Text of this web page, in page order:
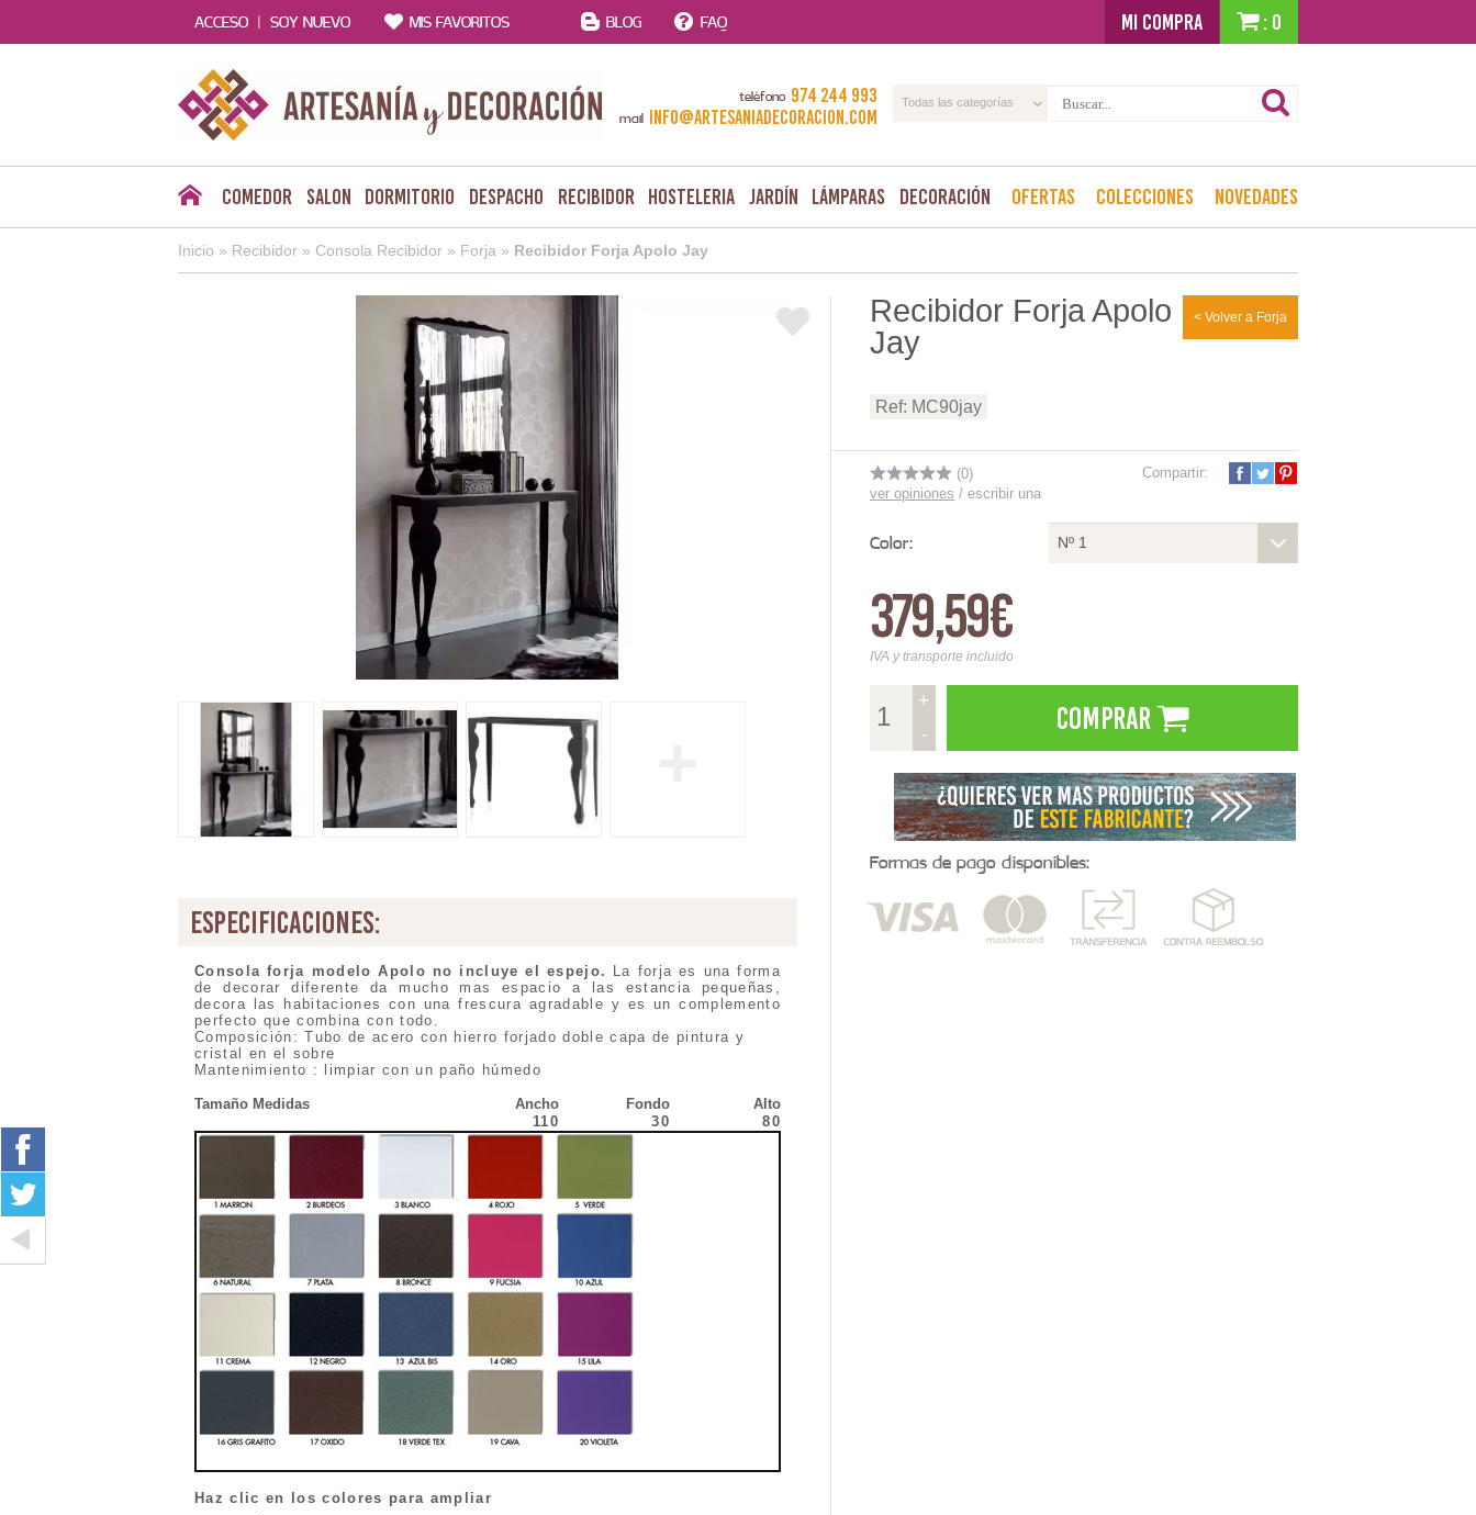
ACCESO | SOY NUEVO MIS FAVORITOS BLOG FAQ MI COMPRA : 0
teléfono 974 244 993
mail info@artesaniadecoracion.com
Todas las categorías
Comedor Salon Dormitorio Despacho Recibidor Hosteleria Jardín Lámparas Decoración Ofertas Colecciones Novedades
Inicio » Recibidor » Consola Recibidor » Forja » Recibidor Forja Apolo Jay
especificaciones:
Consola forja modelo Apolo no incluye el espejo.
La forja es una forma
de decorar diferente da mucho mas espacio a las estancia pequeñas,
decora las habitaciones con una frescura agradable y es un complemento
perfecto que combina con todo.
Composición: Tubo de acero con hierro forjado doble capa de pintura y
cristal en el sobre
Mantenimiento : limpiar con un paño húmedo
Tamaño Medidas Ancho Fondo
Alto
110
30 80
Haz clic en los colores para ampliar
< Volver a Forja
Recibidor Forja Apolo
Jay
Ref: MC90jay
(0)
ver opiniones / escribir una
Compartir:
Color: Nº 1
379,59€
IVA y transporte incluido
+
-
Comprar
Formas de pago disponibles: